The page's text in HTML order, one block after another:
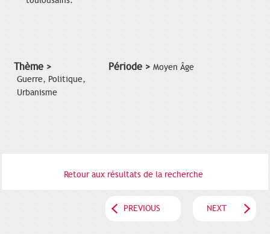
Thème >
Guerre, Politique,
Urbanisme
Période > Moyen Âge
Retour aux résultats de la recherche
PREVIOUS NEXT